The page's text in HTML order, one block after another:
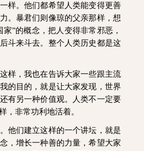
样。他们都希望人类能变得更善
。暴君们则像琼的父亲那样，想
”的概念，把人变得非常邪恶，
斗来斗去。整个人类历史都是这
样，我也在告诉大家一些跟主流
的目的，就是让大家发现，世界
有另一种价值观。人类不一定要
，非常功利地活着。
他们建立这样的一个讲坛，就是
，增长一种善的力量，希望大家